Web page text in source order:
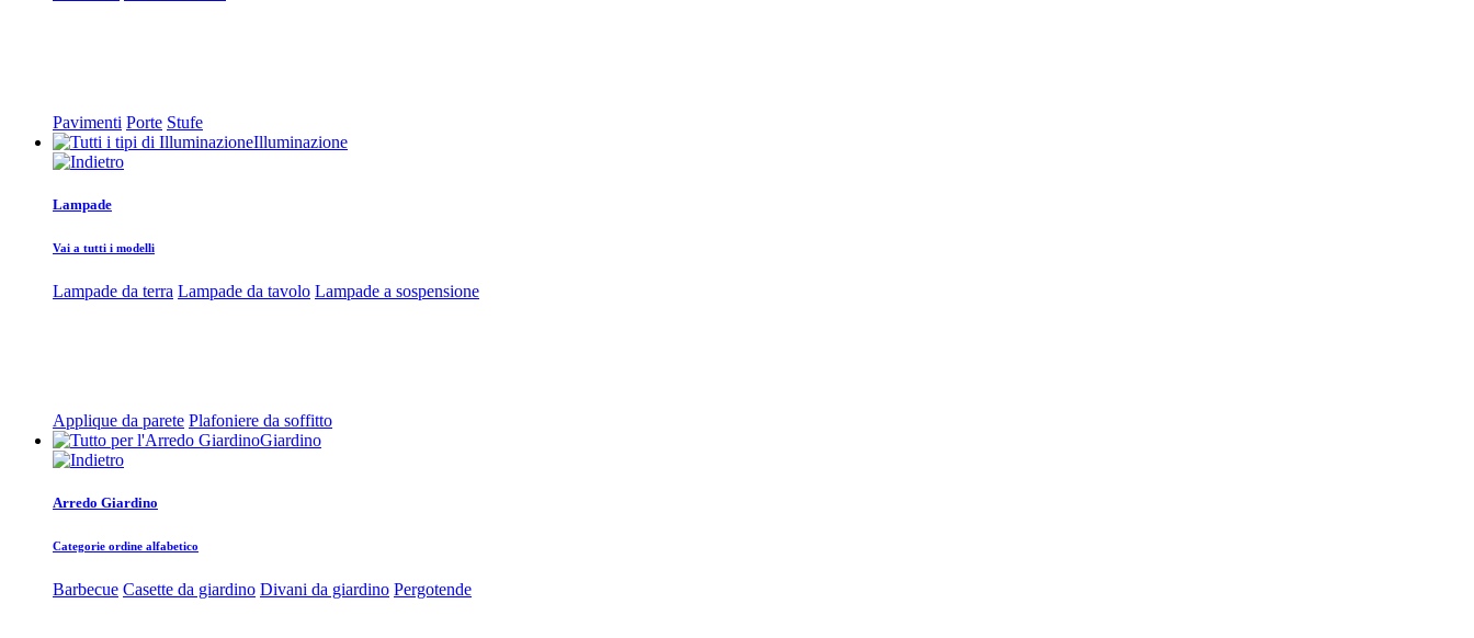
Pavimenti Porte Stufe
Illuminazione
Lampade
Vai a tutti i modelli
Lampade da terra Lampade da tavolo Lampade a sospensione
Applique da parete Plafoniere da soffitto
Giardino
Arredo Giardino
Categorie ordine alfabetico
Barbecue Casette da giardino Divani da giardino Pergotende